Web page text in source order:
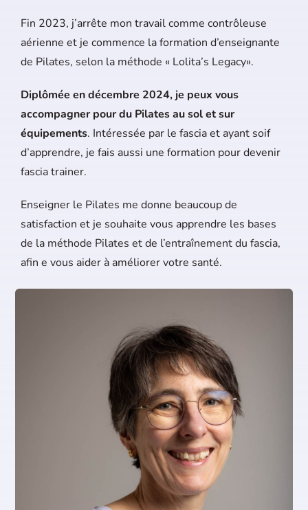
Fin 2023, j’arrête mon travail comme contrôleuse
aérienne et je commence la formation d’enseignante
de Pilates, selon la méthode « Lolita’s Legacy».
Diplômée en décembre 2024, je peux vous
accompagner pour du Pilates au sol et sur
équipements. Intéressée par le fascia et ayant soif
d’apprendre, je fais aussi une formation pour devenir
fascia trainer.
Enseigner le Pilates me donne beaucoup de
satisfaction et je souhaite vous apprendre les bases
de la méthode Pilates et de l’entraînement du fascia,
afin e vous aider à améliorer votre santé.